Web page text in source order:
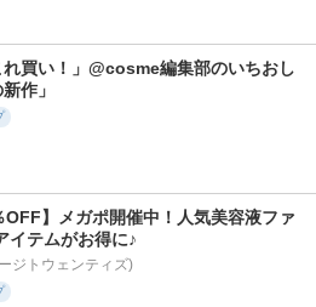
買い！」@cosme編集部のいちおし
作」
OFF】メガポ開催中！人気美容液ファ
イテムがお得に♪
ジトウェンティズ)